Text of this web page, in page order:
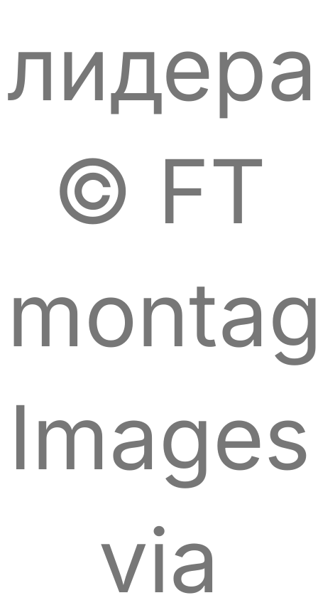
© FT
Images
via